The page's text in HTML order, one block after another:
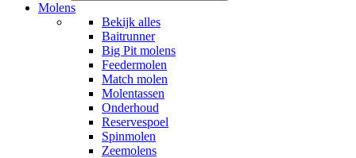
Molens
Bekijk alles
Baitrunner
Big Pit molens
Feedermolen
Match molen
Molentassen
Onderhoud
Reservespoel
Spinmolen
Zeemolens